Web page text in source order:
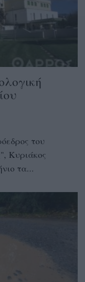
του
Κυριάκος
τα...